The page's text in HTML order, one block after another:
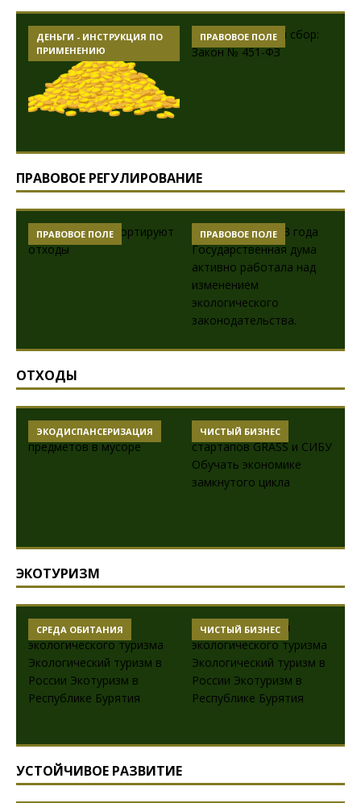
ДЕНЬГИ - ИНСТРУКЦИЯ ПО
ПРИМЕНЕНИЮ
ПРАВОВОЕ ПОЛЕ
ПРАВОВОЕ РЕГУЛИРОВАНИЕ
ПРАВОВОЕ ПОЛЕ ПРАВОВОЕ ПОЛЕ
ОТХОДЫ
ЭКОДИСПАНСЕРИЗАЦИЯ ЧИСТЫЙ БИЗНЕС
ЭКОТУРИЗМ
СРЕДА ОБИТАНИЯ ЧИСТЫЙ БИЗНЕС
УСТОЙЧИВОЕ РАЗВИТИЕ